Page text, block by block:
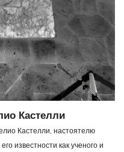
Кастелли
Кастелли, настоятелю
известности как ученого и